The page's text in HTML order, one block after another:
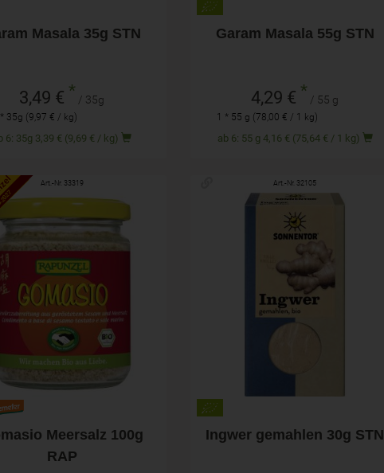
Masala 35g STN
3,49 € * / 35g
35g (9,97 € / kg)
ab 6: 35g 3,39 € (9,69 € / kg)
Garam Masala 55g STN
4,29 € * / 55 g
1 * 55 g (78,00 € / 1 kg)
ab 6: 55 g 4,16 € (75,64 € / 1 kg)
Art.-Nr. 33319
Meersalz 100g
RAP
2,79€
Art.-Nr. 32105
Ingwer gemahlen 30g STN
30g
2,49